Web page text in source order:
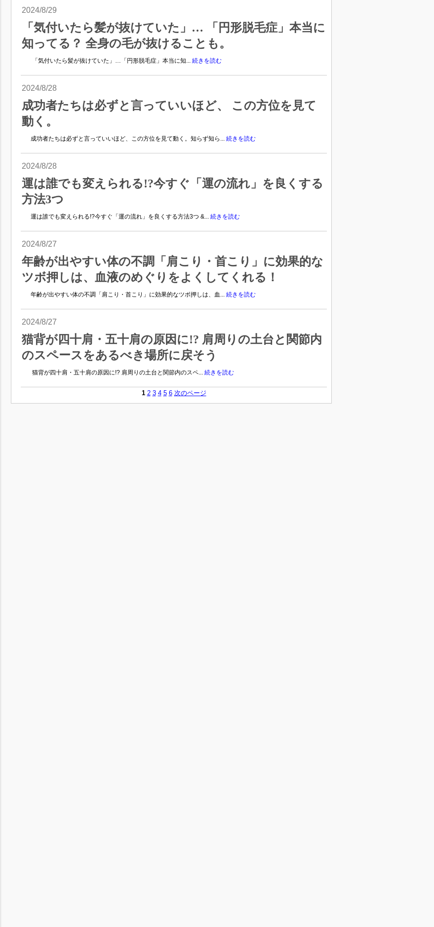
2024/8/29
「気付いたら髪が抜けていた」… 「円形脱毛症」本当に
知ってる？ 全身の毛が抜けることも。
「気付いたら髪が抜けていた」…「円形脱毛症」本当に知... 続きを読む
2024/8/28
成功者たちは必ずと言っていいほど、 この方位を見て
動く。
成功者たちは必ずと言っていいほど、この方位を見て動く。知らず知ら... 続きを読む
2024/8/28
運は誰でも変えられる!?今すぐ「運の流れ」を良くする
方法3つ
運は誰でも変えられる!?今すぐ「運の流れ」を良くする方法3つ &... 続きを読む
2024/8/27
年齢が出やすい体の不調「肩こり・首こり」に効果的な
ツボ押しは、血液のめぐりをよくしてくれる！
年齢が出やすい体の不調「肩こり・首こり」に効果的なツボ押しは、血... 続きを読む
2024/8/27
猫背が四十肩・五十肩の原因に!? 肩周りの土台と関節内
のスペースをあるべき場所に戻そう
猫背が四十肩・五十肩の原因に!? 肩周りの土台と関節内のスペ... 続きを読む
1 2 3 4 5 6 次のページ